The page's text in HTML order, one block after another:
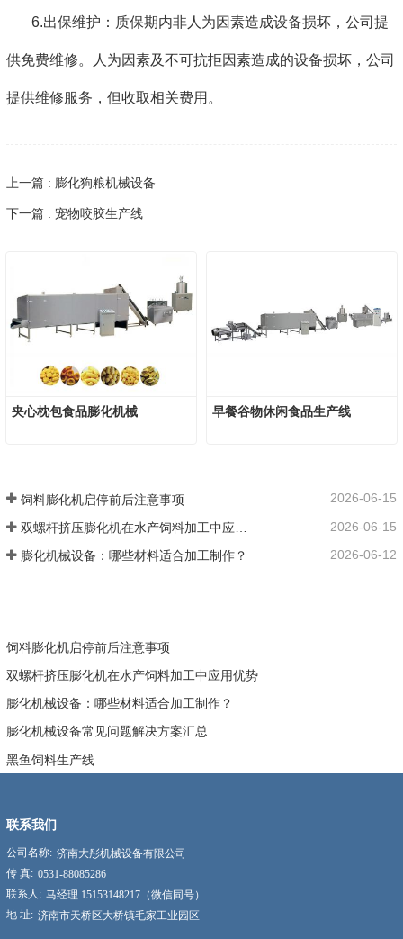
6.出保维护：质保期内非人为因素造成设备损坏，公司提
供免费维修。人为因素及不可抗拒因素造成的设备损坏，公司
提供维修服务，但收取相关费用。
上一篇 : 膨化狗粮机械设备
下一篇 : 宠物咬胶生产线
夹心枕包食品膨化机械 早餐谷物休闲食品生产线
饲料膨化机启停前后注意事项 2026-06-15
2026-06-15
膨化机械设备：哪些材料适合加工制作？ 2026-06-12
饲料膨化机启停前后注意事项
双螺杆挤压膨化机在水产饲料加工中应用优势
膨化机械设备：哪些材料适合加工制作？
膨化机械设备常见问题解决方案汇总
黑鱼饲料生产线
联系我们
公司名称: 济南大彤机械设备有限公司
传 真: 0531-88085286
联系人: 马经理 15153148217（微信同号）
地 址: 济南市天桥区大桥镇毛家工业园区